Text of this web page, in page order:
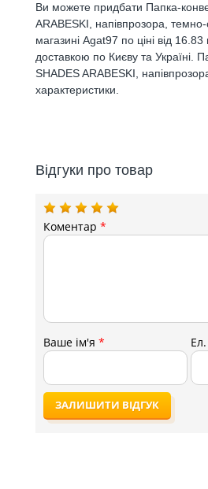
Ви можете придбати Папка-
ARABESKI, напівпрозора, темно-
магазині Agat97 по ціні від
доставкою по Києву та Україні.
SHADES ARABESKI,
характеристики.
Відгуки про товар
Коментар*
Ваше ім'я*
ЗАЛИШИТИ ВІДГУК